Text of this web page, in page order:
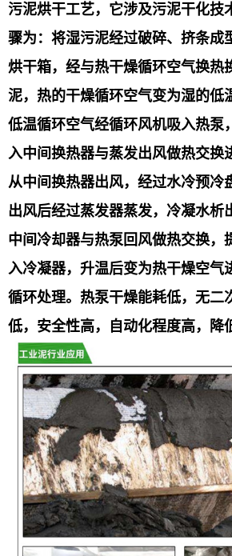
污泥烘干工艺，它涉及污泥干化技
骤为：将湿污泥经过破碎、挤条成
烘干箱，经与热干燥循环空气换热
泥，热的干燥循环空气变为湿的低
低温循环空气经循环风机吸入热泵
入中间换热器与蒸发出风做热交换
从中间换热器出风，经过水冷预冷
出风后经过蒸发器蒸发，冷凝水析
中间冷却器与热泵回风做热交换，
入冷凝器，升温后变为热干燥空气
循环处理。热泵干燥能耗低，无二
低，安全性高，自动化程度高，降